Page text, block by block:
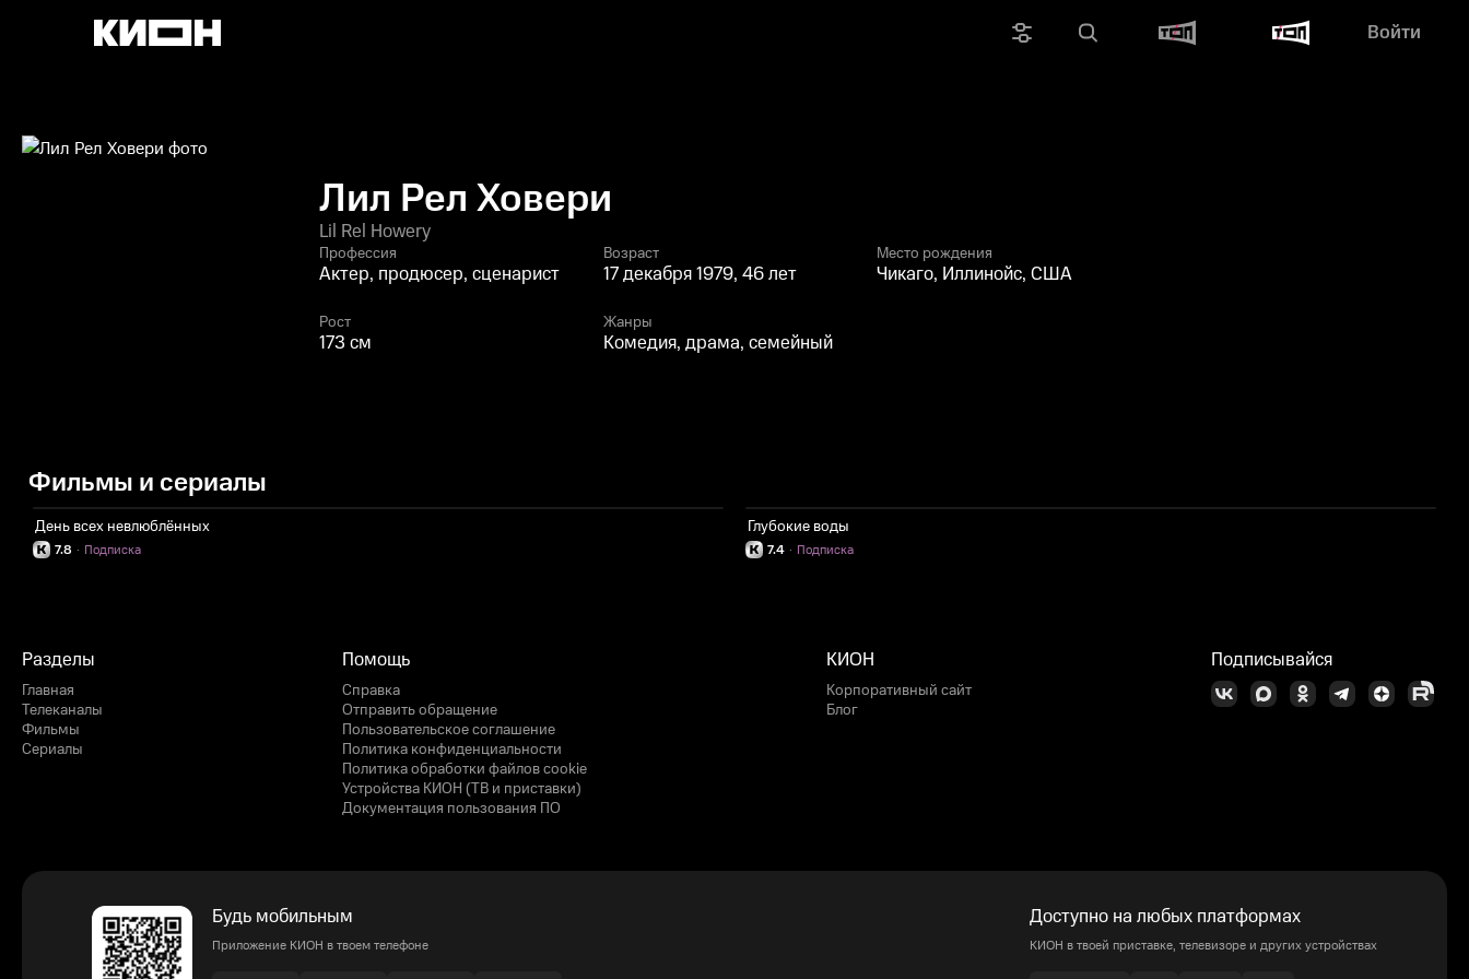
Войти
Лил Рел Ховери
Lil Rel Howery
Профессия
Актер, продюсер, сценарист
Возраст
17 декабря 1979, 46 лет
Место рождения
Чикаго, Иллинойс, США
Рост
173 см
Жанры
Комедия, драма, семейный
Фильмы и сериалы
День всех невлюблённых
7.8 Подписка
·
Глубокие воды
7.4 Подписка
·
Разделы
Главная
Телеканалы
Фильмы
Сериалы
Помощь
Справка
Отправить обращение
Пользовательское соглашение
Политика конфиденциальности
Политика обработки файлов cookie
Устройства КИОН (ТВ и приставки)
Документация пользования ПО
КИОН
Корпоративный сайт
Блог
Подписывайся
Будь мобильным
Приложение КИОН в твоем телефоне
Доступно на любых платформах
КИОН в твоей приставке, телевизоре и других устройствах